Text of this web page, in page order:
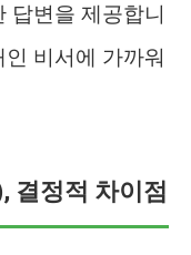
답변을 제공합니
비서에 가까워
결정적 차이점